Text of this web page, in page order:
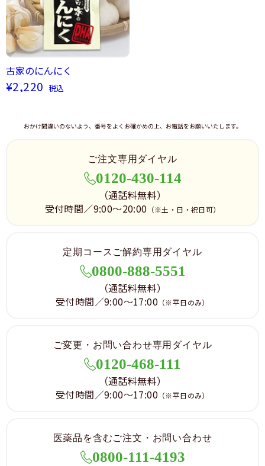
古家のにんにく
¥2,220 税込
おかけ間違いのないよう、番号をよくお確かめの上、お電話をお願いいたします。
ご注文専用ダイヤル
0120-430-114
（通話料無料）
受付時間／9:00～20:00 （※土・日・祝日可）
定期コースご解約専用ダイヤル
0800-888-5551
（通話料無料）
受付時間／9:00～17:00 （※平日のみ）
ご変更・お問い合わせ専用ダイヤル
0120-468-111
（通話料無料）
受付時間／9:00～17:00 （※平日のみ）
医薬品を含むご注文・お問い合わせ
0800-111-4193